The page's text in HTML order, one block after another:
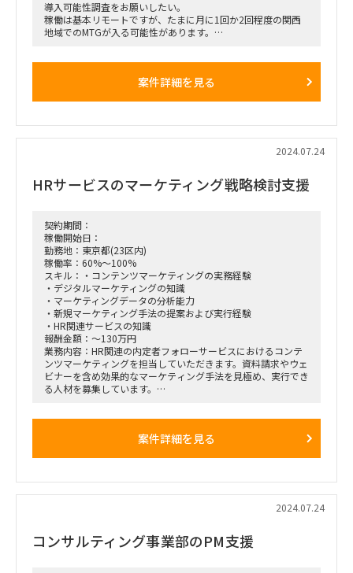
９月中旬
【稼働率】
100％
導入可能性調査をお願いしたい。
稼働は基本リモートですが、たまに月に1回か2回程度の関西
地域でのMTGが入る可能性があります。
施設整備と公共サービスの提供をゆだねる手法。
案件詳細を見る
2024.07.24
HRサービスのマーケティング戦略検討支援
契約期間：
稼働開始日：
勤務地：東京都(23区内)
稼働率：60%～100%
スキル：・コンテンツマーケティングの実務経験
・デジタルマーケティングの知識
・マーケティングデータの分析能力
・新規マーケティング手法の提案および実行経験
・HR関連サービスの知識
報酬金額：～130万円
業務内容：HR関連の内定者フォローサービスにおけるコンテ
ンツマーケティングを担当していただきます。資料請求やウェ
ビナーを含め効果的なマーケティング手法を見極め、実行でき
る人材を募集しています。
・指名検索からの流入を活用した新規手法の提案
案件詳細を見る
2024.07.24
コンサルティング事業部のPM支援